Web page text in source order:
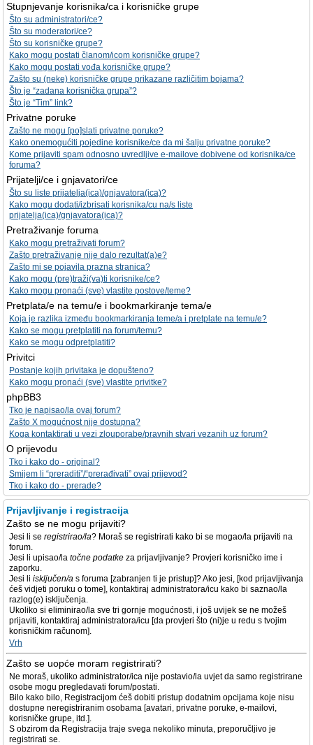
Stupnjevanje korisnika/ca i korisničke grupe
Što su administratori/ce?
Što su moderatori/ce?
Što su korisničke grupe?
Kako mogu postati članom/icom korisničke grupe?
Kako mogu postati vođa korisničke grupe?
Zašto su (neke) korisničke grupe prikazane različitim bojama?
Što je “zadana korisnička grupa”?
Što je “Tim” link?
Privatne poruke
Zašto ne mogu [po]slati privatne poruke?
Kako onemogućiti pojedine korisnike/ce da mi šalju privatne poruke?
Kome prijaviti spam odnosno uvredljive e-mailove dobivene od korisnika/ce
foruma?
Prijatelji/ce i gnjavatori/ce
Što su liste prijatelja(ica)/gnjavatora(ica)?
Kako mogu dodati/izbrisati korisnika/cu na/s liste
prijatelja(ica)/gnjavatora(ica)?
Pretraživanje foruma
Kako mogu pretraživati forum?
Zašto pretraživanje nije dalo rezultat(a)e?
Zašto mi se pojavila prazna stranica?
Kako mogu (pre)traži(va)ti korisnike/ce?
Kako mogu pronaći (sve) vlastite postove/teme?
Pretplata/e na temu/e i bookmarkiranje tema/e
Koja je razlika između bookmarkiranja teme/a i pretplate na temu/e?
Kako se mogu pretplatiti na forum/temu?
Kako se mogu odpretplatiti?
Privitci
Postanje kojih privitaka je dopušteno?
Kako mogu pronaći (sve) vlastite privitke?
phpBB3
Tko je napisao/la ovaj forum?
Zašto X mogućnost nije dostupna?
Koga kontaktirati u vezi zlouporabe/pravnih stvari vezanih uz forum?
O prijevodu
Tko i kako do - original?
Smijem li “preraditi”/“prerađivati” ovaj prijevod?
Tko i kako do - prerade?
Prijavljivanje i registracija
Zašto se ne mogu prijaviti?
Jesi li se registrirao/la? Moraš se registrirati kako bi se mogao/la prijaviti na
forum.
Jesi li upisao/la točne podatke za prijavljivanje? Provjeri korisničko ime i
zaporku.
Jesi li isključen/a s foruma [zabranjen ti je pristup]? Ako jesi, [kod prijavljivanja
ćeš vidjeti poruku o tome], kontaktiraj administratora/icu kako bi saznao/la
razlog(e) isključenja.
Ukoliko si eliminirao/la sve tri gornje mogućnosti, i još uvijek se ne možeš
prijaviti, kontaktiraj administratora/icu [da provjeri što (ni)je u redu s tvojim
korisničkim računom].
Vrh
Zašto se uopće moram registrirati?
Ne moraš, ukoliko administrator/ica nije postavio/la uvjet da samo registrirane
osobe mogu pregledavati forum/postati.
Bilo kako bilo, Registracijom ćeš dobiti pristup dodatnim opcijama koje nisu
dostupne neregistriranim osobama [avatari, privatne poruke, e-mailovi,
korisničke grupe, itd.].
S obzirom da Registracija traje svega nekoliko minuta, preporučljivo je
registrirati se.